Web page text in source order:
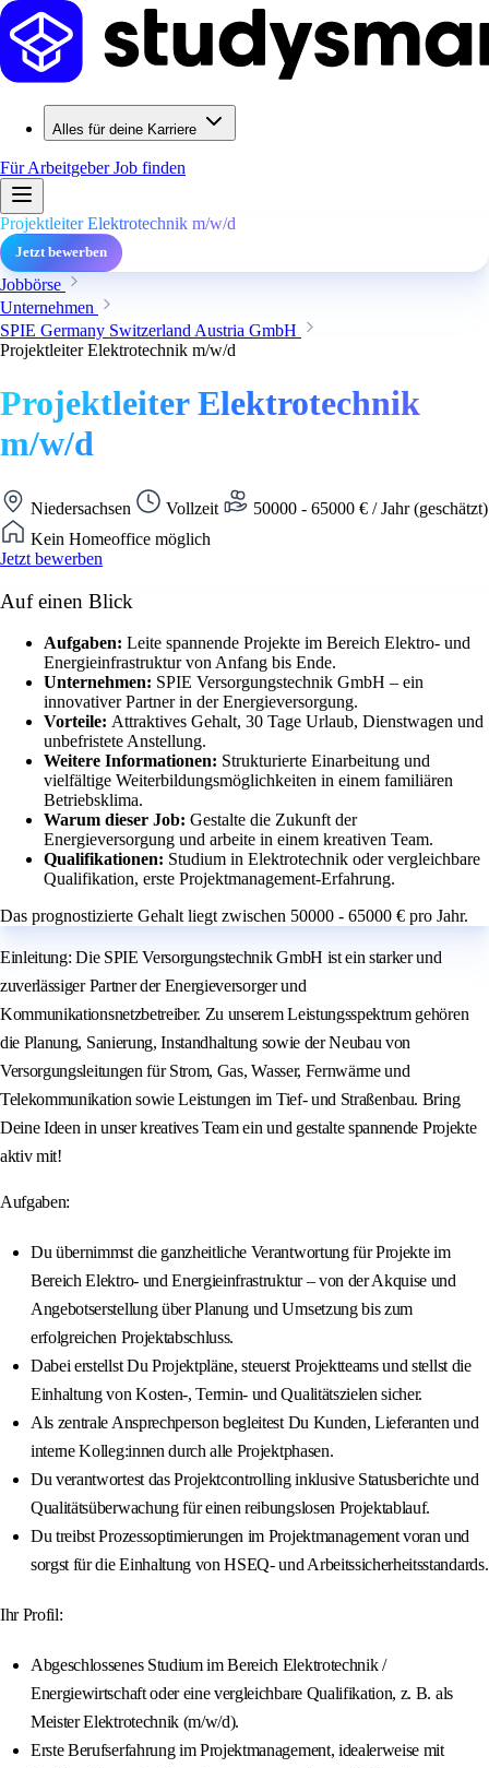
Alles für deine Karriere
Für ArbeitgeberJob finden
Projektleiter Elektrotechnik m/w/d
Jetzt bewerben
Jobbörse
Unternehmen
SPIE Germany Switzerland Austria GmbH
Projektleiter Elektrotechnik m/w/d
Projektleiter Elektrotechnik
m/w/d
Niedersachsen Vollzeit
50000 - 65000 € / Jahr (geschätzt)
Kein Homeoffice möglich
Jetzt bewerben
Auf einen Blick
Aufgaben: Leite spannende Projekte im Bereich Elektro- und
Energieinfrastruktur von Anfang bis Ende.
Unternehmen: SPIE Versorgungstechnik GmbH – ein
innovativer Partner in der Energieversorgung.
Vorteile: Attraktives Gehalt, 30 Tage Urlaub, Dienstwagen und
unbefristete Anstellung.
Weitere Informationen: Strukturierte Einarbeitung und
vielfältige Weiterbildungsmöglichkeiten in einem familiären
Betriebsklima.
Warum dieser Job: Gestalte die Zukunft der
Energieversorgung und arbeite in einem kreativen Team.
Qualifikationen: Studium in Elektrotechnik oder vergleichbare
Qualifikation, erste Projektmanagement-Erfahrung.
Das prognostizierte Gehalt liegt zwischen 50000 - 65000 € pro Jahr.
Einleitung: Die SPIE Versorgungstechnik GmbH ist ein starker und
zuverlässiger Partner der Energieversorger und
Kommunikationsnetzbetreiber. Zu unserem Leistungsspektrum gehören
die Planung, Sanierung, Instandhaltung sowie der Neubau von
Versorgungsleitungen für Strom, Gas, Wasser, Fernwärme und
Telekommunikation sowie Leistungen im Tief- und Straßenbau. Bring
Deine Ideen in unser kreatives Team ein und gestalte spannende Projekte
aktiv mit!
Aufgaben:
Du übernimmst die ganzheitliche Verantwortung für Projekte im
Bereich Elektro- und Energieinfrastruktur – von der Akquise und
Angebotserstellung über Planung und Umsetzung bis zum
erfolgreichen Projektabschluss.
Dabei erstellst Du Projektpläne, steuerst Projektteams und stellst die
Einhaltung von Kosten-, Termin- und Qualitätszielen sicher.
Als zentrale Ansprechperson begleitest Du Kunden, Lieferanten und
interne Kolleg:innen durch alle Projektphasen.
Du verantwortest das Projektcontrolling inklusive Statusberichte und
Qualitätsüberwachung für einen reibungslosen Projektablauf.
Du treibst Prozessoptimierungen im Projektmanagement voran und
sorgst für die Einhaltung von HSEQ- und Arbeitssicherheitsstandards.
Ihr Profil:
Abgeschlossenes Studium im Bereich Elektrotechnik /
Energiewirtschaft oder eine vergleichbare Qualifikation, z. B. als
Meister Elektrotechnik (m/w/d).
Erste Berufserfahrung im Projektmanagement, idealerweise mit